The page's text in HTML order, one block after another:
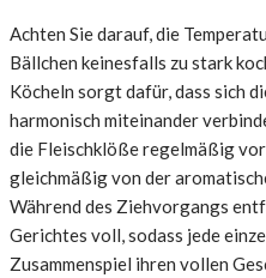
Achten Sie darauf, die
Bällchen keinesfalls zu stark
Köcheln sorgt dafür, dass sich
harmonisch miteinander
die Fleischklöße regelmäßig
gleichmäßig von der
Während des Ziehvorgangs
Gerichtes voll, sodass jede
Zusammenspiel ihren vollen